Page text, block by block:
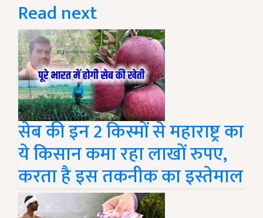
Read next
सेब की इन 2 किस्मों से महाराष्ट्र का
ये किसान कमा रहा लाखों रुपए,
करता है इस तकनीक का इस्तेमाल